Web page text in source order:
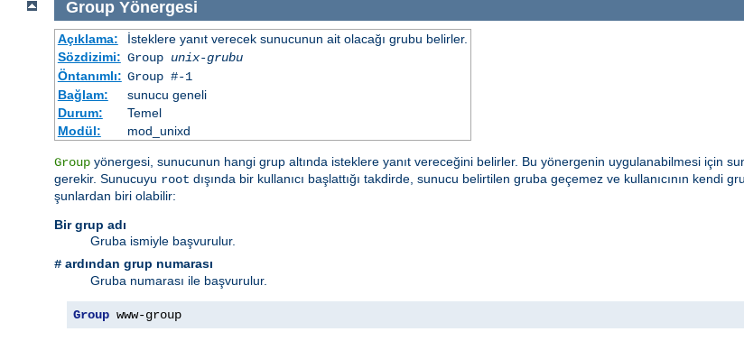
Group Yönergesi
Açıklama:
İsteklere yanıt verecek sunucunun ait olacağı grubu belirler.
Sözdizimi: Group unix-grubu
Öntanımlı: Group #-1
Bağlam:
sunucu geneli
Durum:
Temel
Modül:
mod_unixd
Group yönergesi, sunucunun hangi grup altında isteklere yanıt vereceğini belirler. Bu yönergenin uygulanabilmesi için
gerekir. Sunucuyu root dışında bir kullanıcı başlattığı takdirde, sunucu belirtilen gruba geçemez ve kullanıcının kendi
şunlardan biri olabilir:
Bir grup adı
Gruba ismiyle başvurulur.
# ardından grup numarası
Gruba numarası ile başvurulur.
Group www-group